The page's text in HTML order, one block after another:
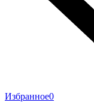
Избранное0